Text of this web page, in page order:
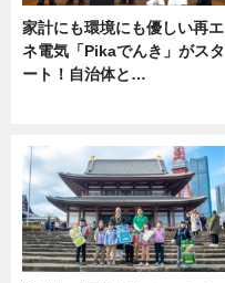
家計にも環境にも優しい再エ
ネ電気「Pikaでんき」がスタ
ート！自治体と…